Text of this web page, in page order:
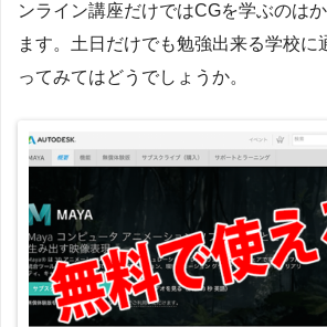
ンライン講座だけではCGを学ぶのは
ます。土日だけでも勉強出来る学校に
ってみてはどうでしょうか。